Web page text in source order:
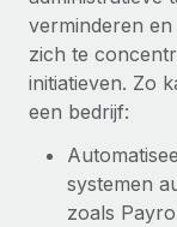
Integraties
Processen
DIENSTEN
Vraag een
Krijg hulp van
Integreer
Een
Ontdek hoe
Remote
Integraties
Webinars
Evenementen
Newsroom
Inzicht in
한국어
中文（简体）
verminderen
zich te
initiatieven. Zo
een bedrijf:
systemen
zoals